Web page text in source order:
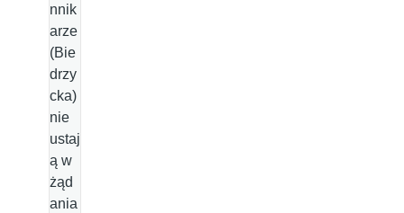
nnik
arze
(Bie
drzy
cka)
nie
ustaj
ą w
żąd
ania